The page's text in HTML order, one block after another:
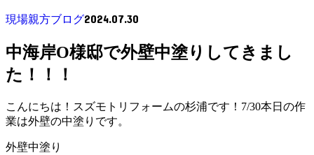
現場親方ブログ2024.07.30
中海岸O様邸で外壁中塗りしてきまし
た！！！
こんにちは！スズモトリフォームの杉浦です！7/30本日の作
業は外壁の中塗りです。
外壁中塗り